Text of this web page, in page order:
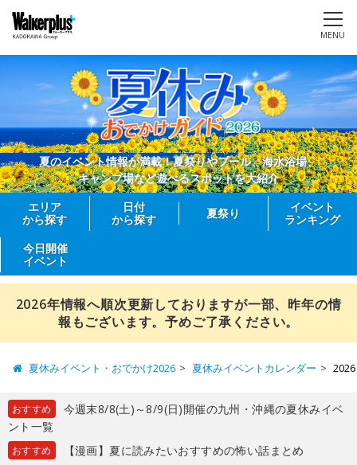
MENU
夏のイベント情報が満載！夏祭りやプール、海水浴場、
キャンプ場など遊べるスポットを大紹介
エリア
から探す
日付
から探す
夏祭り
イベント
ランキング
今日開催
イベント
2026年情報へ順次更新しておりますが一部、昨年の情
報もございます。予めご了承ください。
夏休みイベント・おでかけ2026 夏休みイベントカレンダー
おすすめ
今週末8/8(土)～8/9(日)開催の九州・沖縄の夏休みイベ
ント一覧
おすすめ 【漫画】夏に読みたいおすすめの怖い話まとめ